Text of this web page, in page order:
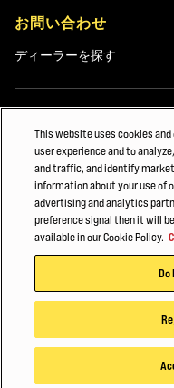
お問い合わせ
ディーラーを探す
Hyster-Yaleについて
Hyster-Yale Materials Handling
採用情報
関連情報
This website uses cookies
user experience and to
and traffic, and identify
information about your use of
advertising and analytics
preference signal then it will
available in our Cookie Policy.
Do